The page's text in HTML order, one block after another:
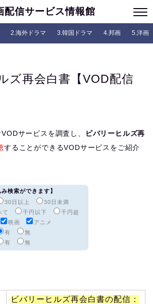
配信サービス情報館
2.海外ドラマ 3.韓国ドラマ 4.邦画 5.洋画
ズ再会白書【VOD配信
サービスを調査し、
ビバリーヒルズ再
することができるVODサービスをご紹介
検索ができます】
30日以上 30日未満
て 千円以下 千円超
映画 アニメ
有 無
有 無
ビバリーヒルズ再会白書の配信：